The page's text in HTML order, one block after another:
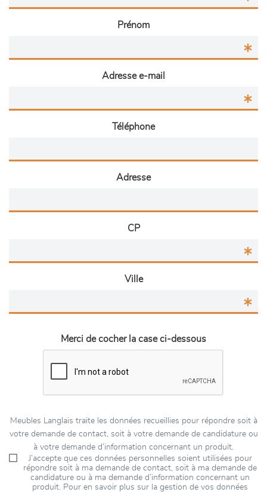
Prénom
Adresse e-mail
Téléphone
Adresse
CP
Ville
Merci de cocher la case ci-dessous
Meubles Langlais traite les données recueillies pour répondre soit à
votre demande de contact, soit à votre demande de candidature ou
à votre demande d’information concernant un produit.
J’accepte que ces données personnelles soient utilisées pour
répondre soit à ma demande de contact, soit à ma demande de
candidature ou à ma demande d’information concernant un
produit. Pour en savoir plus sur la gestion de vos données